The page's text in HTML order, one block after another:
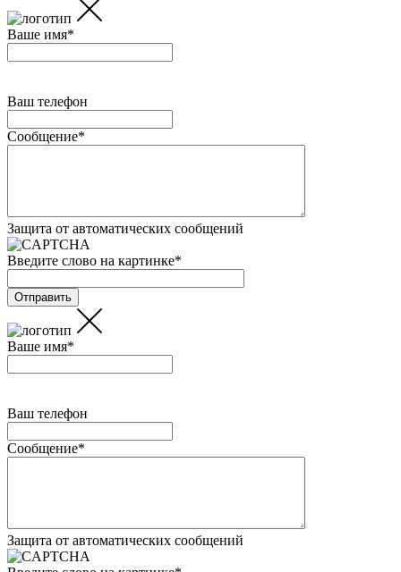
Ваше имя*
Ваш телефон
Сообщение*
Защита от автоматических сообщений
Введите слово на картинке*
Ваше имя*
Ваш телефон
Сообщение*
Защита от автоматических сообщений